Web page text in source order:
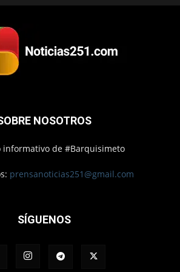
NOSOTROS
informativo de #Barquisimeto
prensanoticias251@gmail.com
SÍGUENOS